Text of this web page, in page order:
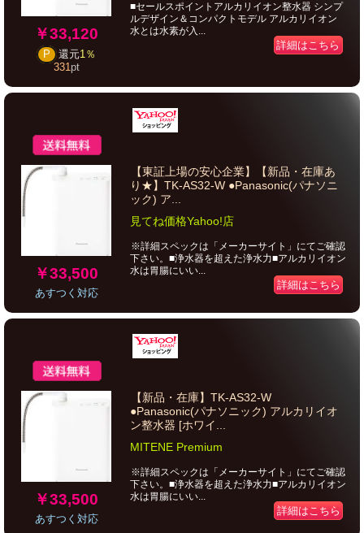
￥33,120
P 還元1％
331pt
■セールスポイントアルカリイオン整水器 シンプ
ルデザイン＆コンパクトモデル アルカリイオン
水とは水素が入...
詳細はこちら
￥33,500
あすつく対応
【東証上場の安心企業】【新品・在庫あ
り★】TK-AS32-W ●Panasonic(パナソニ
ック) ア...
見てね価格Yahoo!店
※詳細スペックは「メーカーサイト」にてご確認
下さい。■浄水器を超えた浄水力■アルカリイオン
水は胃腸にいい...
詳細はこちら
￥33,500
あすつく対応
【新品・在庫】TK-AS32-W
●Panasonic(パナソニック) アルカリイオ
ン整水器 [ホワイ...
MITENE Premium
※詳細スペックは「メーカーサイト」にてご確認
下さい。■浄水器を超えた浄水力■アルカリイオン
水は胃腸にいい...
詳細はこちら